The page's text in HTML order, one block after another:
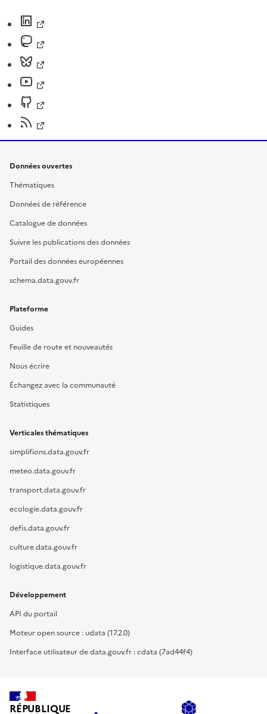
Données ouvertes
Thématiques
Données de référence
Catalogue de données
Suivre les publications des données
Portail des données européennes
schema.data.gouv.fr
Plateforme
Guides
Feuille de route et nouveautés
Nous écrire
Échangez avec la communauté
Statistiques
Verticales thématiques
simplifions.data.gouv.fr
meteo.data.gouv.fr
transport.data.gouv.fr
ecologie.data.gouv.fr
defis.data.gouv.fr
culture.data.gouv.fr
logistique.data.gouv.fr
Développement
API du portail
Moteur open source : udata (17.2.0)
Interface utilisateur de data.gouv.fr : cdata (7ad44f4)
RÉPUBLIQUE